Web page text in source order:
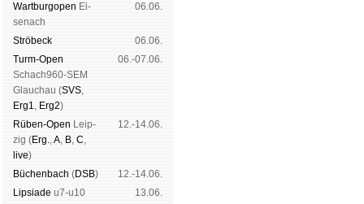
Wart­burg­open Ei­
se­nach
06.06.
Strö­beck
06.06.
Turm-Open
Schach960-SEM
Glau­chau (SVS,
Erg1, Erg2)
06.-07.06.
Rüben-Open Leip­
zig (Erg.,A, B, C,
live)
12.-14.06.
Büchen­bach (DSB)
12.-14.06.
Lipsiade u7-u10
13.06.